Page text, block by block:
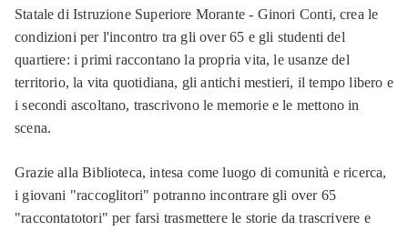
Statale di Istruzione Superiore Morante - Ginori Conti, crea le
condizioni per l'incontro tra gli over 65 e gli studenti del
quartiere: i primi raccontano la propria vita, le usanze del
territorio, la vita quotidiana, gli antichi mestieri, il tempo libero e
i secondi ascoltano, trascrivono le memorie e le mettono in
scena.
Grazie alla Biblioteca, intesa come luogo di comunità e ricerca,
i giovani "raccoglitori" potranno incontrare gli over 65
"raccontatotori" per farsi trasmettere le storie da trascrivere e